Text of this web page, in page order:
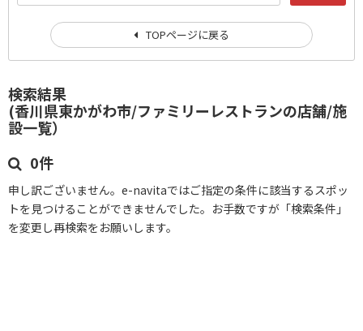
検索結果
(香川県東かがわ市/ファミリーレストランの店舗/施
設一覧）
0件
申し訳ございません。e-navitaではご指定の条件に該当するスポッ
トを見つけることができませんでした。お手数ですが「検索条件」
を変更し再検索をお願いします。
TOPページに戻る